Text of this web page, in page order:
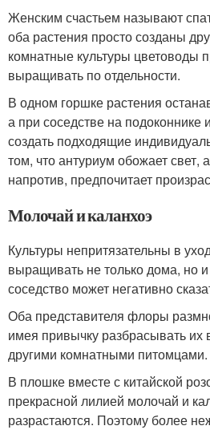
Женским счастьем называют
оба растения просто созданы
комнатные культуры цветоводы
выращивать по отдельности.
В одном горшке растения
а при соседстве на подоконнике
создать подходящие
том, что антуриум обожает свет,
напротив, предпочитает
Молочай и каланхоэ
Культуры непритязательны в
выращивать не только дома, но
соседство может негативно
Оба представителя флоры
имея привычку разбрасывать их
другими комнатными питомцами.
В плошке вместе с китайской
прекрасной лилией молочай и
разрастаются. Поэтому более